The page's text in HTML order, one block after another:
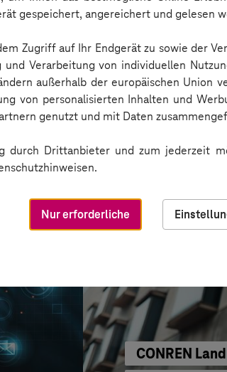
gespeichert, angereichert und gelesen
Zugriff auf Ihr Endgerät zu sowie der
Verarbeitung von individuellen
außerhalb der europäischen Union
von personalisierten Inhalten und
genutzt und mit Daten
durch Drittanbieter und zum jederzeit
Nur erforderliche
BARMER
Sichere
CONREN